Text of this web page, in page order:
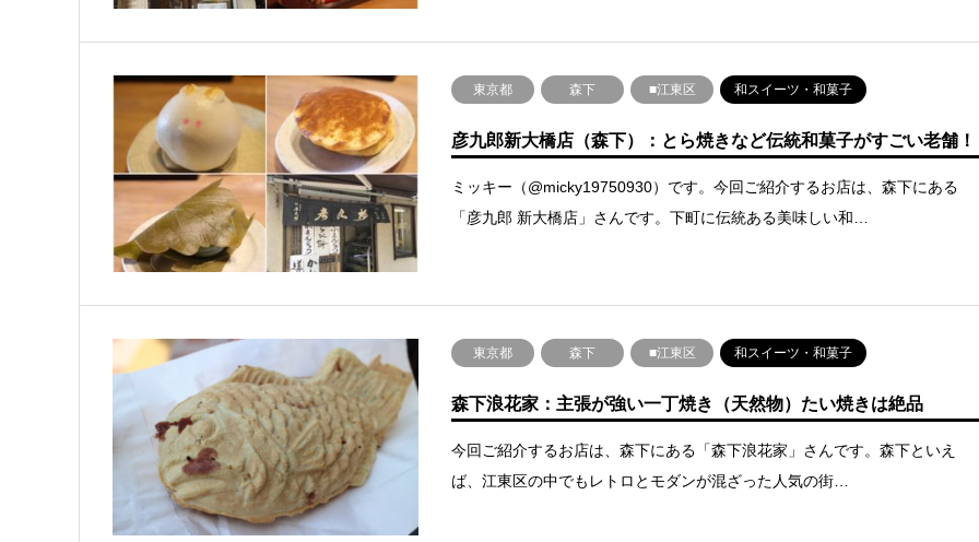
東京都 森下 ■江東区 和スイーツ・和菓子
彦九郎新大橋店（森下）：とら焼きなど伝統和菓子がすごい老舗！
ミッキー（@micky19750930）です。今回ご紹介するお店は、森下にある
「彦九郎 新大橋店」さんです。下町に伝統ある美味しい和…
東京都 森下 ■江東区 和スイーツ・和菓子
森下浪花家：主張が強い一丁焼き（天然物）たい焼きは絶品
今回ご紹介するお店は、森下にある「森下浪花家」さんです。森下といえ
ば、江東区の中でもレトロとモダンが混ざった人気の街…